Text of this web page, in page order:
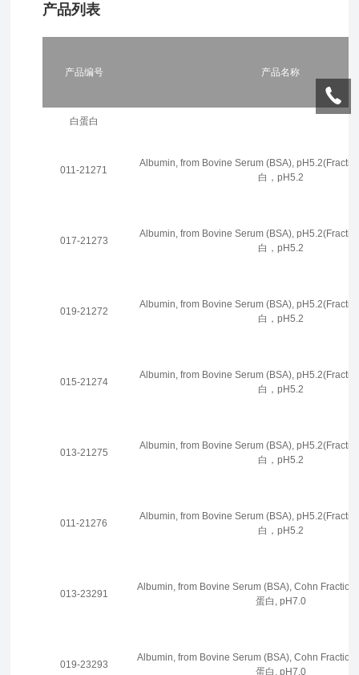
产品列表
产品编号 产品名称
白蛋白
011-21271
Albumin, from Bovine Serum (BSA),
白，pH5.2
017-21273
Albumin, from Bovine Serum (BSA),
白，pH5.2
019-21272
Albumin, from Bovine Serum (BSA),
白，pH5.2
015-21274
Albumin, from Bovine Serum (BSA),
白，pH5.2
013-21275
Albumin, from Bovine Serum (BSA),
白，pH5.2
011-21276
Albumin, from Bovine Serum (BSA),
白，pH5.2
013-23291
Albumin, from Bovine Serum (BSA), Cohn Fraction
蛋白, pH7.0
019-23293
Albumin, from Bovine Serum (BSA), Cohn Fraction
蛋白, pH7.0